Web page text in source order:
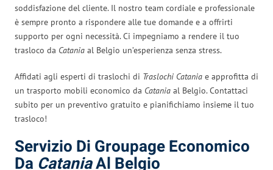
soddisfazione del cliente. Il nostro team cordiale e professionale
è sempre pronto a rispondere alle tue domande e a offrirti
supporto per ogni necessità. Ci impegniamo a rendere il tuo
trasloco da Catania al Belgio un’esperienza senza stress.
Affidati agli esperti di traslochi di Traslochi Catania e approfitta di
un trasporto mobili economico da Catania al Belgio. Contattaci
subito per un preventivo gratuito e pianifichiamo insieme il tuo
trasloco!
Servizio Di Groupage Economico
Da CataniaAl Belgio